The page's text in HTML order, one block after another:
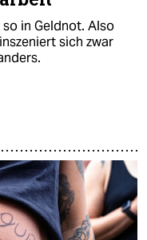
in Geldnot. Also
sich zwar